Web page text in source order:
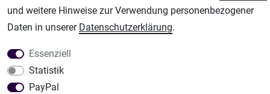
Küchen Zubehör - Haus/Garten - Tierbedarf
und weitere Hinweise zur Verwendung personenbezogener
Daten in unserer Daten­schutz­erklärung.
Essenziell
Statistik
PayPal